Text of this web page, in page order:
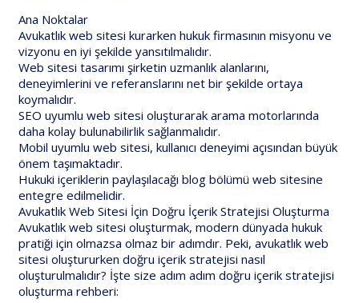
Ana Noktalar
Avukatlık web sitesi kurarken hukuk firmasının misyonu ve
vizyonu en iyi şekilde yansıtılmalıdır.
Web sitesi tasarımı şirketin uzmanlık alanlarını,
deneyimlerini ve referanslarını net bir şekilde ortaya
koymalıdır.
SEO uyumlu web sitesi oluşturarak arama motorlarında
daha kolay bulunabilirlik sağlanmalıdır.
Mobil uyumlu web sitesi, kullanıcı deneyimi açısından büyük
önem taşımaktadır.
Hukuki içeriklerin paylaşılacağı blog bölümü web sitesine
entegre edilmelidir.
Avukatlık Web Sitesi İçin Doğru İçerik Stratejisi Oluşturma
Avukatlık web sitesi oluşturmak, modern dünyada hukuk
pratiği için olmazsa olmaz bir adımdır. Peki, avukatlık web
sitesi oluştururken doğru içerik stratejisi nasıl
oluşturulmalıdır? İşte size adım adım doğru içerik stratejisi
oluşturma rehberi: